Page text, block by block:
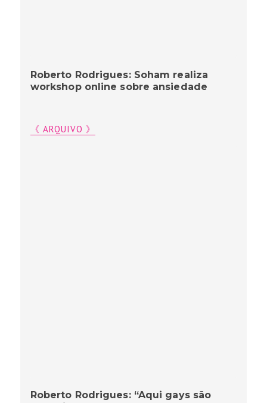
Roberto Rodrigues: Soham realiza
workshop online sobre ansiedade
《 ARQUIVO 》
Roberto Rodrigues: “Aqui gays são